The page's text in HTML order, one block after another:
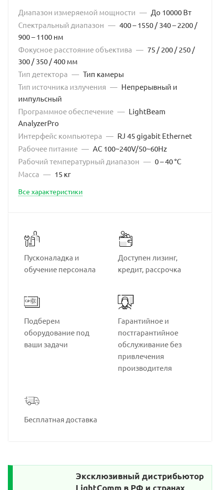
Диапазон измеряемой мощности — До 10000 Вт
Спектральный диапазон — 400 – 1550 / 340 – 2200 /
900 – 1100 нм
Фокусное расстояние объектива — 75 / 200 / 250 /
300 / 350 / 400 мм
Тип детектора — Тип камеры
Тип источника излучения — Непрерывный и
импульсный
Программное обеспечение — LightBeam
AnalyzerPro
Интерфейс компьютера — RJ 45 gigabit Ethernet
Рабочее питание — AC 100~240V/50~60Hz
Рабочий температурный диапазон — 0 – 40 °С
Масса — 15 кг
Все характеристики
Пусконаладка и
обучение персонала
Доступен лизинг,
кредит, рассрочка
Подберем
оборудование под
ваши задачи
Гарантийное и
постгарантийное
обслуживание без
привлечения
производителя
Бесплатная доставка
Эксклюзивный дистрибьютор
LightComm в РФ и странах